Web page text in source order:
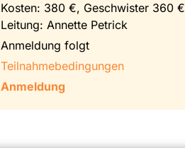
Kosten: 380 €, Geschwister 360 €
Leitung: Annette Petrick
Anmeldung folgt
Teilnahmebedingungen
Anmeldung